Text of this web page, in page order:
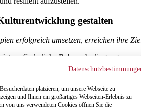
gestalten
erfolgreich umsetzen, erreichen ihre
es, förderliche Rahmenbedingungen
zu fördern, in der neue Ideen
gemeinsam die Veränderung zu
begleiten und klar
platzieren, um unsere Webseite zu
und Ihnen ein großartiges Webseiten-Erlebnis zu
von uns verwendeten Cookies öffnen Sie die